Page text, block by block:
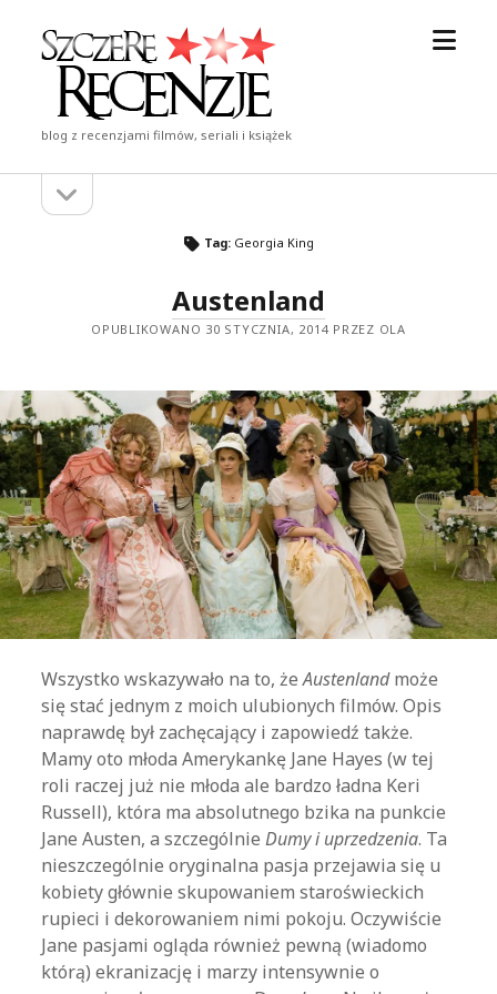
Szczere
Recenzje
blog z recenzjami filmów, seriali i książek
Pasekpasek
Tag: Georgia King
Austenland
OPUBLIKOWANO 30 STYCZNIA, 2014 PRZEZ OLA
Wszystko wskazywało na to, żeAustenlandmoże
się stać jednym z moich ulubionych filmów. Opis
naprawdę był zachęcający i zapowiedź także.
Mamy oto młoda Amerykankę Jane Hayes (w tej
roli raczej już nie młoda ale bardzo ładna Keri
Russell), która ma absolutnego bzika na punkcie
Jane Austen, a szczególnieDumy i uprzedzenia. Ta
nieszczególnie oryginalna pasja przejawia się u
kobiety głównie skupowaniem staroświeckich
rupieci i dekorowaniem nimi pokoju. Oczywiście
Jane pasjami ogląda również pewną (wiadomo
którą) ekranizację i marzy intensywnie o